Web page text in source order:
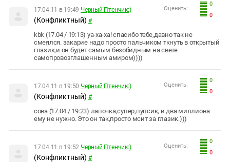
0
0
Оценить:
17.04.11 в 19:49 Черный Птенчик:)
(Конфликтный) #
kbk (17.04 / 19:13) уа-ха-ха! спасибо тебе,давно так не
смеялся. закарие надо просто пальчиком ткнуть в открытый
глазик,и он будет самым безобидным на свете
самопровозглашенным амиром))))
0
0
Оценить:
17.04.11 в 19:50 Черный Птенчик:)
(Конфликтный) #
сова (17.04 / 19:23) лапочка,супер,пупсик, и два миллиона
ему не нужно. Это он так,просто мсит за глазик.)))
0
0
Оценить:
17.04.11 в 19:52 Черный Птенчик:)
(Конфликтный) #